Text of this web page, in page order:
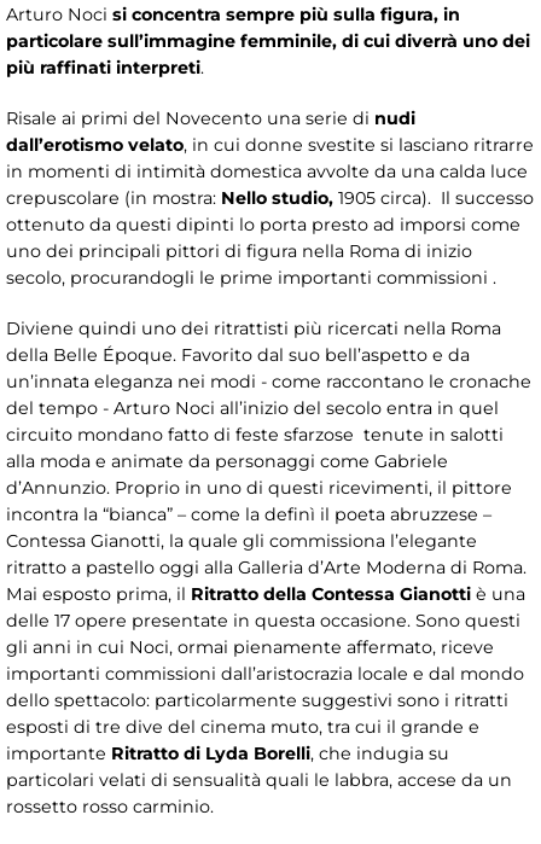
Arturo Noci si concentra sempre più sulla figura, in
particolare sull’immagine femminile, di cui diverrà uno dei
più raffinati interpreti.
Risale ai primi del Novecento una serie di nudi
dall’erotismo velato, in cui donne svestite si lasciano ritrarre
in momenti di intimità domestica avvolte da una calda luce
crepuscolare (in mostra: Nello studio, 1905 circa). Il successo
ottenuto da questi dipinti lo porta presto ad imporsi come
uno dei principali pittori di figura nella Roma di inizio
secolo, procurandogli le prime importanti commissioni .
Diviene quindi uno dei ritrattisti più ricercati nella Roma
della Belle Époque. Favorito dal suo bell’aspetto e da
un’innata eleganza nei modi - come raccontano le cronache
del tempo - Arturo Noci all’inizio del secolo entra in quel
circuito mondano fatto di feste sfarzose tenute in salotti
alla moda e animate da personaggi come Gabriele
d’Annunzio. Proprio in uno di questi ricevimenti, il pittore
incontra la “bianca” – come la definì il poeta abruzzese –
Contessa Gianotti, la quale gli commissiona l’elegante
ritratto a pastello oggi alla Galleria d’Arte Moderna di Roma.
Mai esposto prima, il Ritratto della Contessa Gianotti è una
delle 17 opere presentate in questa occasione. Sono questi
gli anni in cui Noci, ormai pienamente affermato, riceve
importanti commissioni dall’aristocrazia locale e dal mondo
dello spettacolo: particolarmente suggestivi sono i ritratti
esposti di tre dive del cinema muto, tra cui il grande e
importante Ritratto di Lyda Borelli, che indugia su
particolari velati di sensualità quali le labbra, accese da un
rossetto rosso carminio.